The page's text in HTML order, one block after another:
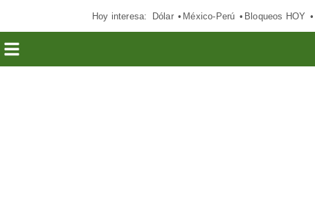
Hoy interesa: Dólar México-Perú Bloqueos HOY